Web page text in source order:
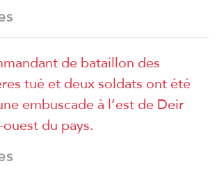
de bataillon des
tué et deux soldats ont été
embuscade à l’est de Deir
du pays.